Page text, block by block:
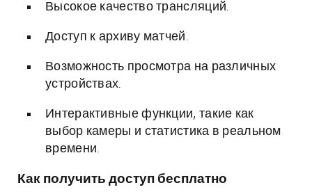
Высокое качество трансляций.
Доступ к архиву матчей.
Возможность просмотра на различных
устройствах.
Интерактивные функции, такие как
выбор камеры и статистика в реальном
времени.
Как получить доступ бесплатно